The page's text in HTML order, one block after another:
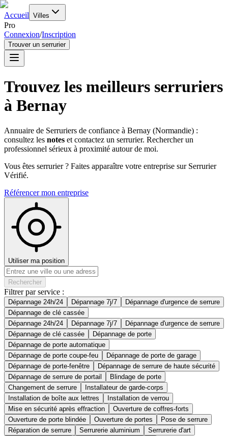
Accueil Villes
Pro
Connexion/Inscription
Trouver un serrurier
Trouvez les meilleurs serruriers
à Bernay
Annuaire de Serruriers de confiance à Bernay (Normandie) :
consultez les notes et contactez un serrurier. Rechercher un
professionnel sérieux à proximité autour de moi.
Vous êtes serrurier ? Faites apparaître votre entreprise sur Serrurier
Vérifié.
Référencer mon entreprise
Utiliser ma position
Rechercher
Filtrer par service :
Dépannage 24h/24 Dépannage 7j/7
Dépannage d'urgence de serrure
Dépannage de clé cassée
Dépannage 24h/24
Dépannage 7j/7
Dépannage d'urgence de serrure
Dépannage de clé cassée
Dépannage de porte
Dépannage de porte automatique
Dépannage de porte coupe-feu
Dépannage de porte de garage
Dépannage de porte-fenêtre
Dépannage de serrure de haute sécurité
Dépannage de serrure de portail
Blindage de porte
Changement de serrure
Installateur de garde-corps
Installation de boîte aux lettres
Installation de verrou
Mise en sécurité après effraction
Ouverture de coffres-forts
Ouverture de porte blindée
Ouverture de portes
Pose de serrure
Réparation de serrure
Serrurerie aluminium
Serrurerie d'art